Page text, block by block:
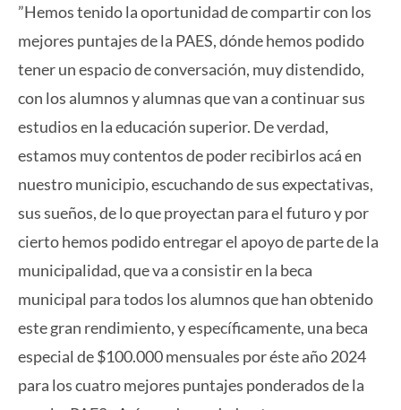
”Hemos tenido la oportunidad de compartir con los
mejores puntajes de la PAES, dónde hemos podido
tener un espacio de conversación, muy distendido,
con los alumnos y alumnas que van a continuar sus
estudios en la educación superior. De verdad,
estamos muy contentos de poder recibirlos acá en
nuestro municipio, escuchando de sus expectativas,
sus sueños, de lo que proyectan para el futuro y por
cierto hemos podido entregar el apoyo de parte de la
municipalidad, que va a consistir en la beca
municipal para todos los alumnos que han obtenido
este gran rendimiento, y específicamente, una beca
especial de $100.000 mensuales por éste año 2024
para los cuatro mejores puntajes ponderados de la